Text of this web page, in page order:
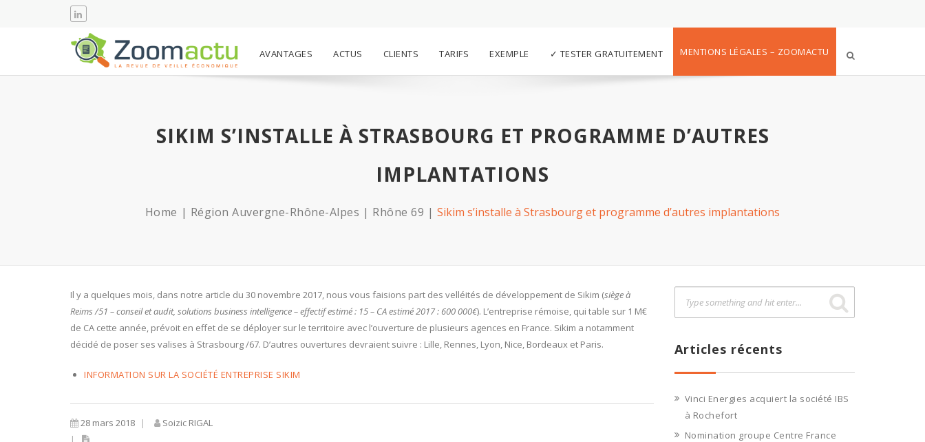
AVANTAGES ACTUS CLIENTS TARIFS EXEMPLE ✓ TESTER GRATUITEMENT MENTIONS LÉGALES – ZOOMACTU
SIKIM S’INSTALLE À STRASBOURG ET PROGRAMME D’AUTRES
IMPLANTATIONS
Home Région Auvergne-Rhône-Alpes Rhône 69 Sikim s’installe à Strasbourg et programme d’autres implantations
Il y a quelques mois, dans notre article du 30 novembre 2017, nous vous faisions part des velléités de développement de Sikim (siège à
Reims /51 – conseil et audit, solutions business intelligence – effectif estimé : 15 – CA estimé 2017 : 600 000€). L’entreprise rémoise, qui table sur 1 M€
de CA cette année, prévoit en effet de se déployer sur le territoire avec l’ouverture de plusieurs agences en France. Sikim a notamment
décidé de poser ses valises à Strasbourg /67. D’autres ouvertures devraient suivre : Lille, Rennes, Lyon, Nice, Bordeaux et Paris.
INFORMATION SUR LA SOCIÉTÉ ENTREPRISE SIKIM
28 mars 2018 Soizic RIGAL
Articles récents
Vinci Energies acquiert la société IBS
à Rochefort
Nomination groupe Centre France